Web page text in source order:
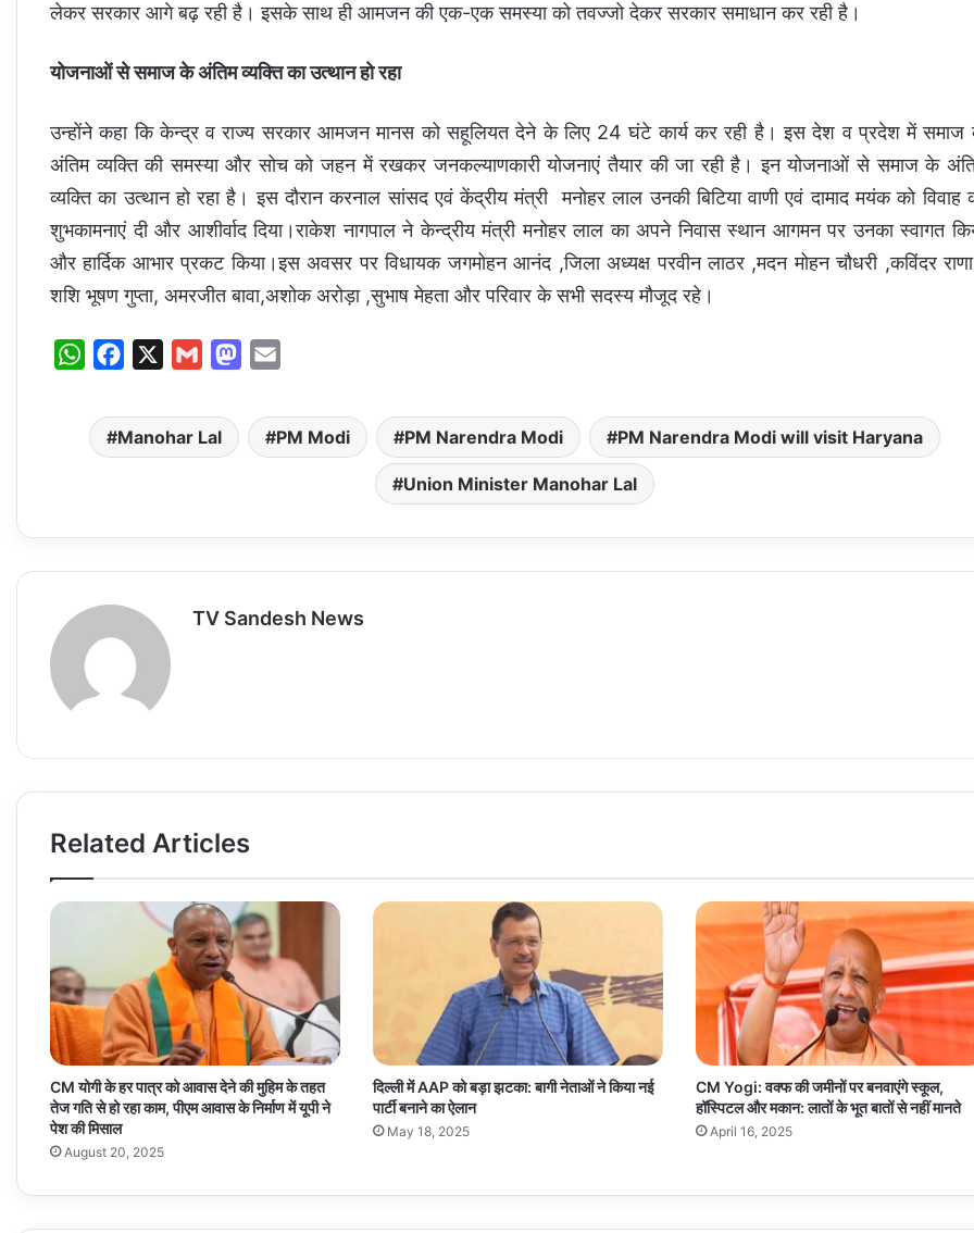
लेकर सरकार आगे बढ़ रही है। इसके साथ ही आमजन की एक-एक समस्या को तवज्जो देकर सरकार समाधान कर रही है।
योजनाओं से समाज के अंतिम व्यक्ति का उत्थान हो रहा
उन्होंने कहा कि केन्द्र व राज्य सरकार आमजन मानस को सहूलियत देने के लिए 24 घंटे कार्य कर रही है। इस देश व प्रदेश में समाज
अंतिम व्यक्ति की समस्या और सोच को जहन में रखकर जनकल्याणकारी योजनाएं तैयार की जा रही है। इन योजनाओं से समाज के
व्यक्ति का उत्थान हो रहा है। इस दौरान करनाल सांसद एवं केंद्रीय मंत्री मनोहर लाल उनकी बिटिया वाणी एवं दामाद मयंक को विवाह
शुभकामनाएं दी और आशीर्वाद दिया।राकेश नागपाल ने केन्द्रीय मंत्री मनोहर लाल का अपने निवास स्थान आगमन पर उनका स्वागत
और हार्दिक आभार प्रकट किया।इस अवसर पर विधायक जगमोहन आनंद ,जिला अध्यक्ष परवीन लाठर ,मदन मोहन चौधरी ,कविंदर
शशि भूषण गुप्ता, अमरजीत बावा,अशोक अरोड़ा ,सुभाष मेहता और परिवार के सभी सदस्य मौजूद रहे।
W
t
p
p
c
e
o
k
a
i
M
o
n
a
i
Manohar Lal PM Modi PM Narendra Modi PM Narendra Modi will visit Haryana
Union Minister Manohar Lal
TV Sandesh News
Related Articles
CM योगी के हर पात्र को आवास देने की मुहिम के तहत
तेज गति से हो रहा काम, पीएम आवास के निर्माण में यूपी ने
पेश की मिसाल
August 20, 2025
दिल्ली में AAP को बड़ा झटका: बागी नेताओं ने किया नई
पार्टी बनाने का ऐलान
May 18, 2025
CM Yogi: वक्फ की जमीनों पर बनवाएंगे स्कूल,
हॉस्पिटल और मकान: लातों के भूत बातों से नहीं मानते
April 16, 2025